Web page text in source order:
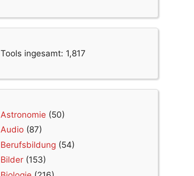
Tools ingesamt: 1,817
Astronomie (50)
Audio (87)
Berufsbildung (54)
Bilder (153)